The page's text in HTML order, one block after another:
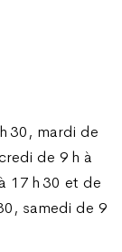
30, mardi de
de 9 h à
17 h 30 et de
samedi de 9